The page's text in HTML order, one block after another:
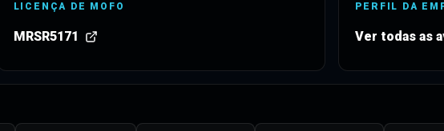
LICENÇA DE MOFO
MRSR5171
(abre em uma nova guia
PERFIL DA
Ver todas as
(abre em uma